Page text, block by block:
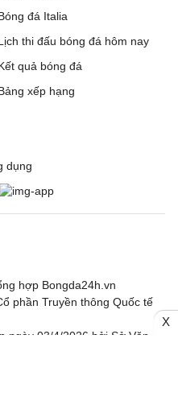
đá Italia
thi đấu bóng đá hôm nay
quả bóng đá
xếp hạng
dụng
hợp Bongda24h.vn
phần Truyền thông Quốc tế
ngày 03/4/2026 bởi Sở Văn
X